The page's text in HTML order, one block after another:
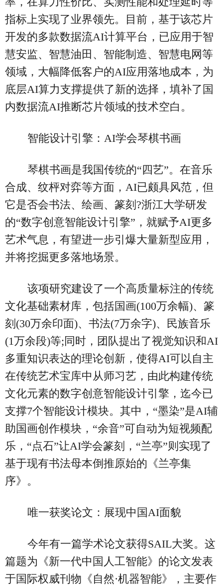
指标上实现了业界领先。目前，基于该芯片
开发的多款数据流AI计算平台，已应用于智
慧安监、智慧油田、智能制造、智慧电网等
领域，大幅降低客户的AI应用落地成本，为
底层AI算力支撑提供了新的选择，填补了国
内数据流AI推断芯片领域的技术空白。
智能设计引擎：AI学会琴棋书画
琴棋书画是我国传统的“四艺”。在音乐
合成、纹枰对弈等方面，AI已颇具风范，但
它是否会书法、绘画、篆刻?浙江大学研发
的“数字创意智能设计引擎”，就赋予AI更多
艺术气息，有望进一步引爆大量新型应用，
并将挖掘更多落地场景。
该项研究建设了一个高质量标注的传统
文化基础素材库，包括国画(100万余幅)、篆
刻(30万余印面)、书法(7万余字)、民族音乐
(1万余段)等;同时，团队提出了视觉知识和AI
多重知识表达的理论创新，使得AI可以自主
在传统艺术宝库中从师习艺，由此构建传统
文化元素的数字创意智能设计引擎，迄今已
支撑7个智能设计模块。其中，“墨染”是AI辅
助国画创作模块，“余音”可自动为短视频配
乐，“点石”让AI学会篆刻，“兰亭”则实现了
基于现有书法母本倒推原始的《兰亭集
序》。
唯一获奖论文：展现中国AI面貌
今年有一篇学术论文获得SAIL大奖。这
篇题为《新一代中国人工智能》的论文发表
于国际权威刊物《自然·机器智能》，主要作